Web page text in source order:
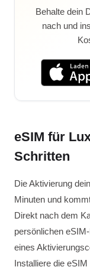
Behalte dein
nach und
eSIM für
Schritten
Die Aktivierung
Minuten und
Direkt nach dem
persönlichen
eines
Installiere die